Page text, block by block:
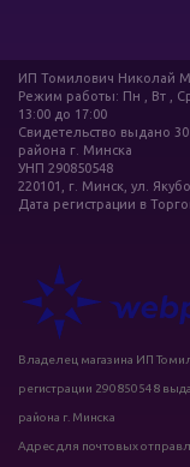
ИП Томилович Николай
Режим работы: Пн , Вт ,
13:00 до 17:00
Свидетельство выдано
района г. Минска
УНП 290850548
220101, г. Минск, ул.
Дата регистрации в
Владелец магазина ИП
регистрации 290850548
района г. Минска
Адрес для почтовых